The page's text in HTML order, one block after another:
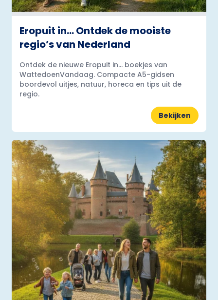
Eropuit in… Ontdek de mooiste
regio’s van Nederland
Ontdek de nieuwe Eropuit in... boekjes van
WattedoenVandaag. Compacte A5-gidsen
boordevol uitjes, natuur, horeca en tips uit de
regio.
Bekijken